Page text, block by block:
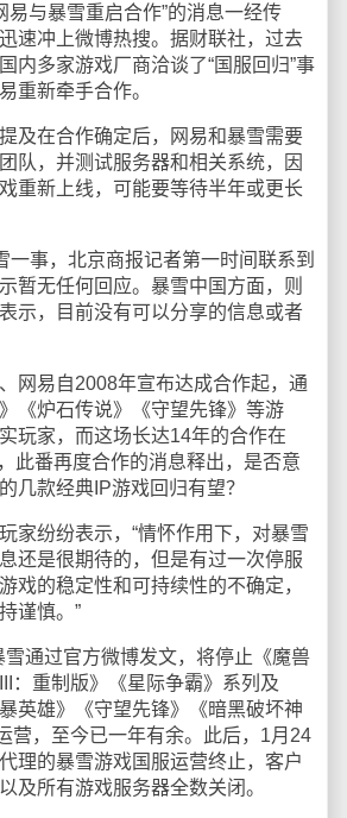
易与暴雪重启合作”的消息一经传
速冲上微博热搜。据财联社，过去
内多家游戏厂商洽谈了“国服回归”事
重新牵手合作。
及在合作确定后，网易和暴雪需要
队，并测试服务器和相关系统，因
重新上线，可能要等待半年或更长
一事，北京商报记者第一时间联系到
暂无任何回应。暴雪中国方面，则
示，目前没有可以分享的信息或者
网易自2008年宣布达成合作起，通
《炉石传说》《守望先锋》等游
玩家，而这场长达14年的合作在
此番再度合作的消息释出，是否意
几款经典IP游戏回归有望？
家纷纷表示，“情怀作用下，对暴雪
还是很期待的，但是有过一次停服
戏的稳定性和可持续性的不确定，
谨慎。”
雪通过官方微博发文，将停止《魔兽
：重制版》《星际争霸》系列及
英雄》《守望先锋》《暗黑破坏神
营，至今已一年有余。此后，1月24
理的暴雪游戏国服运营终止，客户
及所有游戏服务器全数关闭。